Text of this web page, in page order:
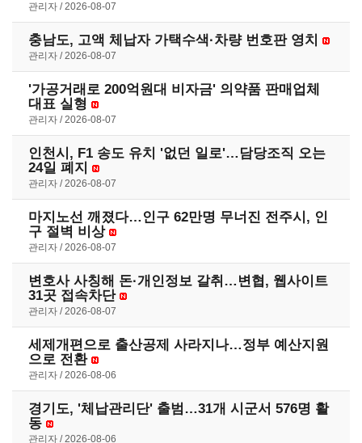
관리자 2026-08-07
충남도, 고액 체납자 가택수색·차량 번호판 영치
관리자 2026-08-07
'가공거래로 200억원대 비자금' 의약품 판매업체
대표 실형
관리자 2026-08-07
인천시, F1 송도 유치 '없던 일로'…담당조직 오는
24일 폐지
관리자 2026-08-07
마지노선 깨졌다…인구 62만명 무너진 전주시, 인
구 절벽 비상
관리자 2026-08-07
변호사 사칭해 돈·개인정보 갈취…변협, 웹사이트
31곳 접속차단
관리자 2026-08-07
세제개편으로 출산공제 사라지나…정부 예산지원
으로 전환
관리자 2026-08-06
경기도, '체납관리단' 출범…31개 시군서 576명 활
동
관리자 2026-08-06